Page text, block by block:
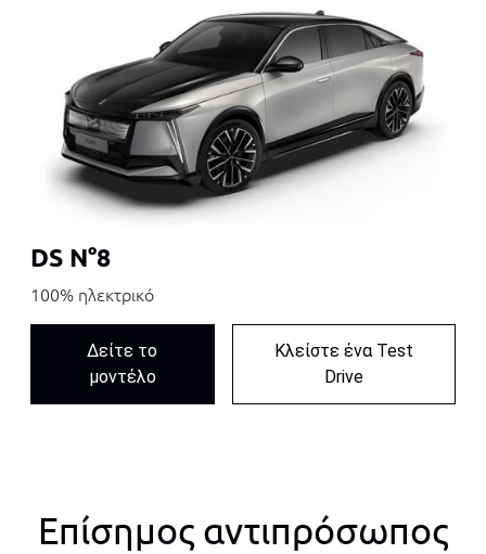
DS N°8
100% ηλεκτρικό
Δείτε το
μοντέλο
Κλείστε ένα Test
Drive
Επίσημος αντιπρόσωπος